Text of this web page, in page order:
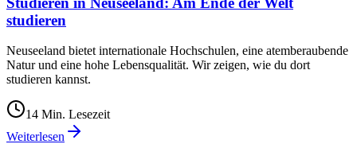
studieren
Neuseeland bietet internationale Hochschulen, eine atemberaubende
Natur und eine hohe Lebensqualität. Wir zeigen, wie du dort
studieren kannst.
14 Min. Lesezeit
Weiterlesen